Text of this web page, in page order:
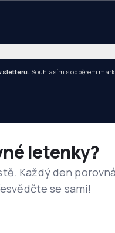
Souhlasím s odběrem
letenky?
Každý den
se sami!